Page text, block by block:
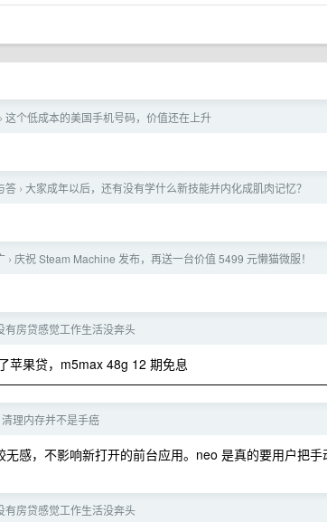
› 这个低成本的美国手机号码，价值还在上升
答 › 大家成年以后，还有没有学什么新技能并内化成肌肉记忆？
› 庆祝 Steam Machine 发布，再送一台价值 5499 元懒猫微服！
有房贷感觉工作生活没奔头
苹果贷，m5max 48g 12 期免息
清理内存并不是手癌
无感，不影响新打开的前台应用。neo 是真的要用户把
有房贷感觉工作生活没奔头